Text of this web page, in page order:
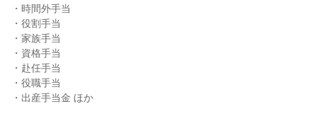
・時間外手当
・役割手当
・家族手当
・資格手当
・赴任手当
・役職手当
・出産手当金 ほか